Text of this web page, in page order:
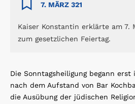
7. MÄRZ 321
Kaiser Konstantin erklärte am 7.
zum gesetzlichen Feiertag.
Die Sonntagsheiligung begann erst
nach dem Aufstand von Bar
die Ausübung der jüdischen